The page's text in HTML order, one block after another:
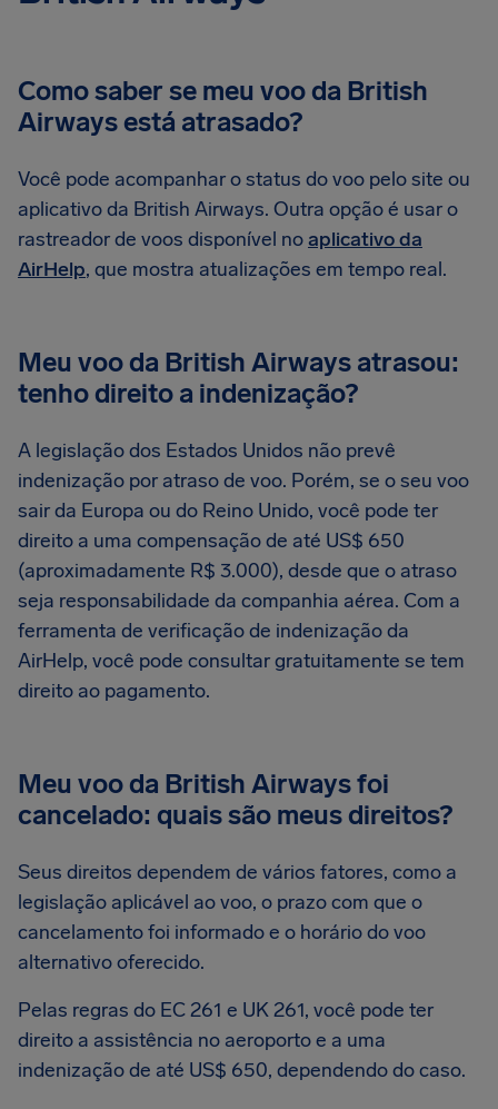
Como saber se meu voo da British
Airways está atrasado?
Você pode acompanhar o status do voo pelo site ou
aplicativo da British Airways. Outra opção é usar o
rastreador de voos disponível noaplicativo da
AirHelp, que mostra atualizações em tempo real.
Meu voo da British Airways atrasou:
tenho direito a indenização?
A legislação dos Estados Unidos não prevê
indenização por atraso de voo. Porém, se o seu voo
sair da Europa ou do Reino Unido, você pode ter
direito a uma compensação de até US$ 650
(aproximadamente R$ 3.000), desde que o atraso
seja responsabilidade da companhia aérea. Com a
ferramenta de verificação de indenização da
AirHelp, você pode consultar gratuitamente se tem
direito ao pagamento.
Meu voo da British Airways foi
cancelado: quais são meus direitos?
Seus direitos dependem de vários fatores, como a
legislação aplicável ao voo, o prazo com que o
cancelamento foi informado e o horário do voo
alternativo oferecido.
Pelas regras do EC 261 e UK 261, você pode ter
direito a assistência no aeroporto e a uma
indenização de até US$ 650, dependendo do caso.